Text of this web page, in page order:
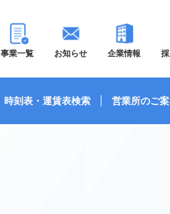
事業一覧 お知らせ 企業情報
時刻表・運賃表検索 営業所のご